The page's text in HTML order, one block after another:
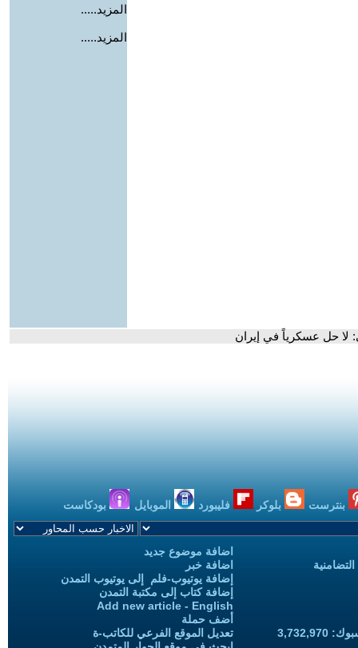
المزيد.....
المزيد.....
لا حل عسكرياً في إيران
بنترست بلوكر فليبورد الموبايل بودكاست
اضافة موضوع جديد
اضافة خبر
إضافة يوتيوب-فلم إلى يوتيوب التمدن
إضافة كتاب إلى مكتبة التمدن
Add new article - English
أضف حملة
تعديل الموقع الفرعي للكاتب-ة